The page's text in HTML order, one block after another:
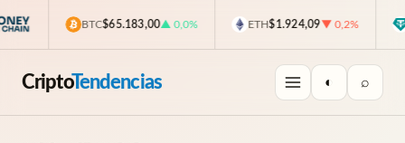
BTC$65.183,00▲ 0,0% ETH$1.924,09▼ 0,2%
CriptoTendencias ◐ ⌕